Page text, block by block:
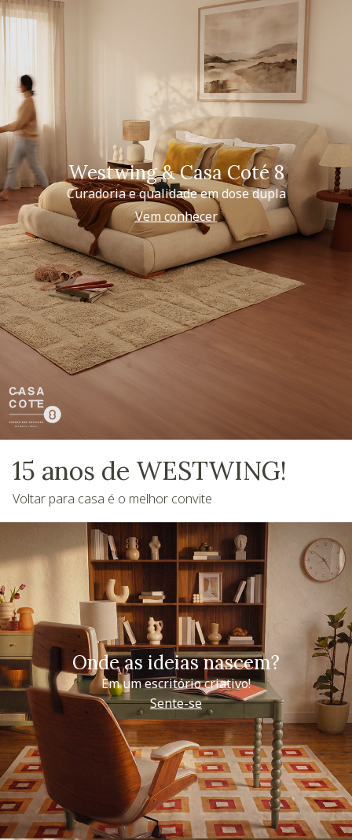
Westwing & Casa Coté 8
Curadoria e qualidade em dose dupla
Vem conhecer
15 anos de WESTWING!
Voltar para casa é o melhor convite
Onde as ideias nascem?
Em um escritório criativo!
Sente-se